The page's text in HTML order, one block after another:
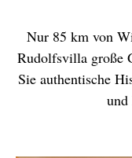
Nur 85 km von
Rudolfsvilla große
Sie authentische